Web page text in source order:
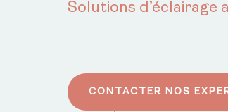
Solutions
CONTACTER NOS